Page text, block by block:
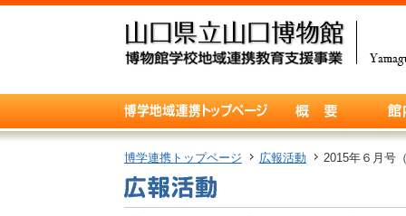
博学連携トップページ 広報活動 2015年６月号